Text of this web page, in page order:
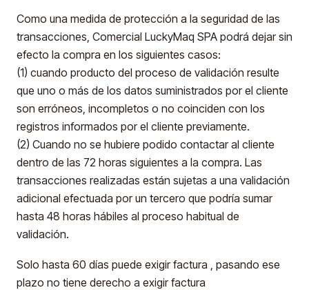
Como una medida de protección a la seguridad de las
transacciones, Comercial LuckyMaq SPA podrá dejar sin
efecto la compra en los siguientes casos:
(1) cuando producto del proceso de validación resulte
que uno o más de los datos suministrados por el cliente
son erróneos, incompletos o no coinciden con los
registros informados por el cliente previamente.
(2) Cuando no se hubiere podido contactar al cliente
dentro de las 72 horas siguientes a la compra. Las
transacciones realizadas están sujetas a una validación
adicional efectuada por un tercero que podría sumar
hasta 48 horas hábiles al proceso habitual de
validación.
Solo hasta 60 días puede exigir factura , pasando ese
plazo no tiene derecho a exigir factura